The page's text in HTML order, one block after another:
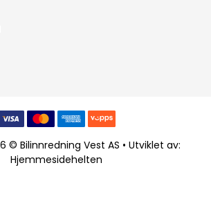
© Bilinnredning Vest AS • Utviklet av:
Hjemmesidehelten